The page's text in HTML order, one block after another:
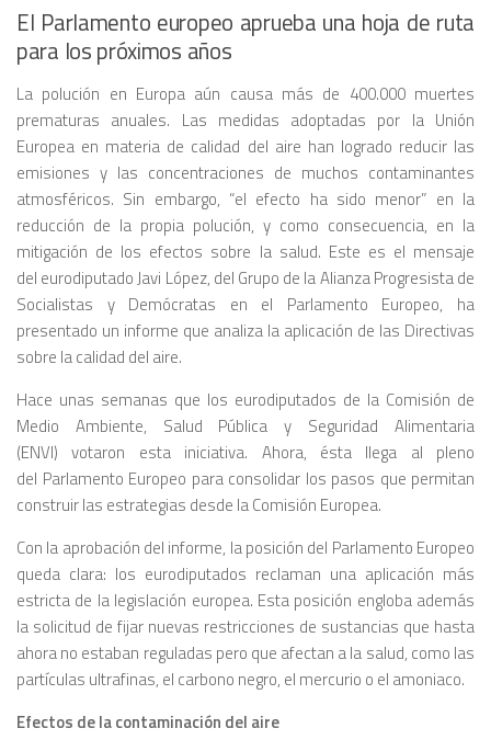
El Parlamento europeo aprueba una hoja de ruta
para los próximos años
La polución en Europa aún causa más de 400.000 muertes
prematuras anuales. Las medidas adoptadas por la Unión
Europea en materia de calidad del aire han logrado reducir las
emisiones y las concentraciones de muchos contaminantes
atmosféricos. Sin embargo, “el efecto ha sido menor” en la
reducción de la propia polución, y como consecuencia, en la
mitigación de los efectos sobre la salud. Este es el mensaje
del eurodiputado Javi López, del Grupo de la Alianza Progresista de
Socialistas y Demócratas en el Parlamento Europeo, ha
presentado un informe que analiza la aplicación de las Directivas
sobre la calidad del aire.
Hace unas semanas que los eurodiputados de la Comisión de
Medio Ambiente, Salud Pública y Seguridad Alimentaria
(ENVI) votaron esta iniciativa. Ahora, ésta llega al pleno
del Parlamento Europeo para consolidar los pasos que permitan
construir las estrategias desde la Comisión Europea.
Con la aprobación del informe, la posición del Parlamento Europeo
queda clara: los eurodiputados reclaman una aplicación más
estricta de la legislación europea. Esta posición engloba además
la solicitud de fijar nuevas restricciones de sustancias que hasta
ahora no estaban reguladas pero que afectan a la salud, como las
partículas ultrafinas, el carbono negro, el mercurio o el amoniaco.
Efectos de la contaminación del aire